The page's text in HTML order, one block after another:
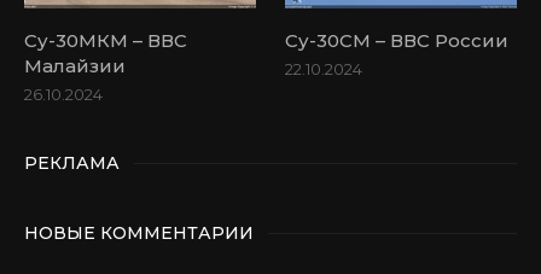
Су-30МКМ – ВВС
Малайзии
26.10.2024
Су-30СМ – ВВС России
22.10.2024
РЕКЛАМА
НОВЫЕ КОММЕНТАРИИ